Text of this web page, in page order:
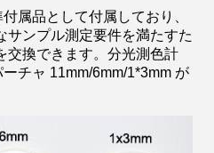
属品として付属しており、
サンプル測定要件を満たすた
交換できます。分光測色計
チャ 11mm/6mm/1*3mm が